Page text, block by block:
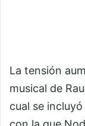
La tensión
musical de
cual se